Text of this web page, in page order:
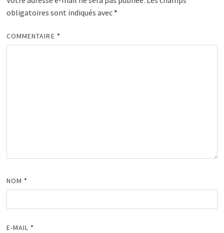
obligatoires sont indiqués avec *
COMMENTAIRE *
NOM *
E-MAIL *